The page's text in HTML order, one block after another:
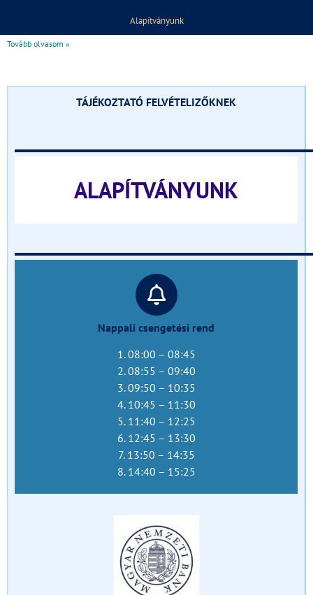
Alapítványunk
napjaim c. regényéből és Márai Sándor
Tovább olvasom »
TÁJÉKOZTATÓ FELVÉTELIZŐKNEK
ALAPÍTVÁNYUNK
Nappali csengetési rend
1. 08:00 – 08:45
2. 08:55 – 09:40
3. 09:50 – 10:35
4. 10:45 – 11:30
5. 11:40 – 12:25
6. 12:45 – 13:30
7. 13:50 – 14:35
8. 14:40 – 15:25